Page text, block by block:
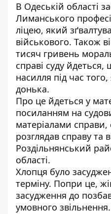
В Одеській області
Лиманського
ліцею, який
військового. Також
тисяч гривень
справі суду йдеться,
насилля під час
донька.
Про це йдеться у
посиланням на
матеріалами
розглядав справу та
Роздільнянський
області.
Хлопця було
терміну. Попри це,
засудження до
умовного звільнення.